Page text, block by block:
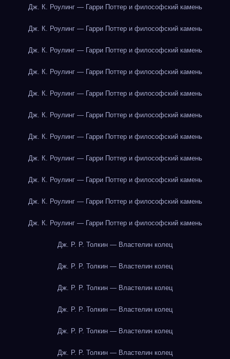
Дж. К. Роулинг — Гарри Поттер и философский камень
Дж. К. Роулинг — Гарри Поттер и философский камень
Дж. К. Роулинг — Гарри Поттер и философский камень
Дж. К. Роулинг — Гарри Поттер и философский камень
Дж. К. Роулинг — Гарри Поттер и философский камень
Дж. К. Роулинг — Гарри Поттер и философский камень
Дж. К. Роулинг — Гарри Поттер и философский камень
Дж. К. Роулинг — Гарри Поттер и философский камень
Дж. К. Роулинг — Гарри Поттер и философский камень
Дж. К. Роулинг — Гарри Поттер и философский камень
Дж. К. Роулинг — Гарри Поттер и философский камень
Дж. Р. Р. Толкин — Властелин колец
Дж. Р. Р. Толкин — Властелин колец
Дж. Р. Р. Толкин — Властелин колец
Дж. Р. Р. Толкин — Властелин колец
Дж. Р. Р. Толкин — Властелин колец
Дж. Р. Р. Толкин — Властелин колец